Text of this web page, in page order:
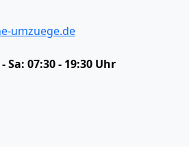
umzuege.de
Sa: 07:30 - 19:30 Uhr